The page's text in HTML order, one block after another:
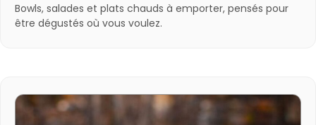
Bowls, salades et plats chauds à emporter, pensés pour
être dégustés où vous voulez.